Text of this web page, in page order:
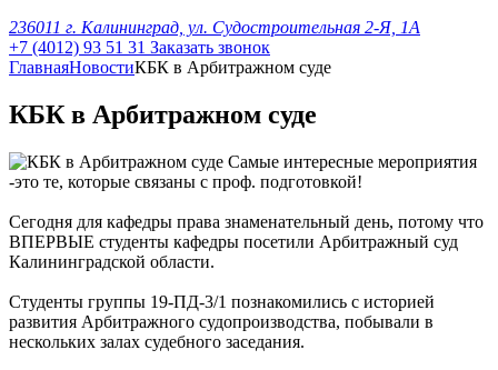
236011 г. Калининград, ул. Судостроительная 2-Я, 1А
+7 (4012) 93 51 31 Заказать звонок
ГлавнаяНовостиКБК в Арбитражном суде
КБК в Арбитражном суде
Самые интересные мероприятия
-это те, которые связаны с проф. подготовкой!
Сегодня для кафедры права знаменательный день, потому что
ВПЕРВЫЕ студенты кафедры посетили Арбитражный суд
Калининградской области.
Студенты группы 19-ПД-3/1 познакомились с историей
развития Арбитражного судопроизводства, побывали в
нескольких залах судебного заседания.